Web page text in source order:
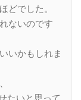
どでした。
ないのです
いかもしれま